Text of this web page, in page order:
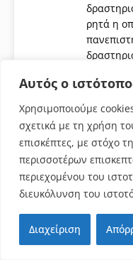
Αυτός ο
Χρησιμοποιούμε
σχετικά με τη χρήση
επισκέπτες, με στόχο
περισσοτέρων
περιεχομένου του
διευκόλυνση του
Διαχείριση
ρητά η
πρέπει
υλικό με
άλλους
Όσον
χρήση